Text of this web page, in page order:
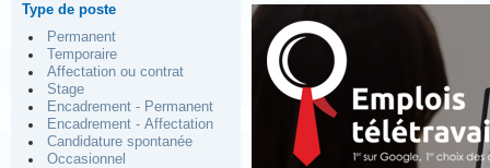
Type de poste
Permanent
Temporaire
Affectation ou contrat
Stage
Encadrement - Permanent
Encadrement - Affectation
Candidature spontanée
Occasionnel